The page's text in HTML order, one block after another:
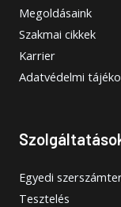
Megoldásaink
Szakmai cikkek
Karrier
Adatvédelmi
Egyedi
Tesztelés